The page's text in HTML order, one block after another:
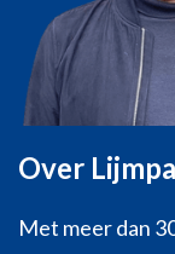
Over
Met meer dan